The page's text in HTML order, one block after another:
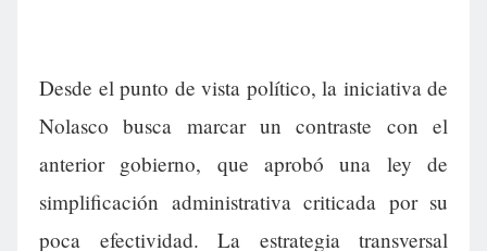
Desde el punto de vista político, la iniciativa de
Nolasco busca marcar un contraste con el
anterior gobierno, que aprobó una ley de
simplificación administrativa criticada por su
poca efectividad. La estrategia transversal